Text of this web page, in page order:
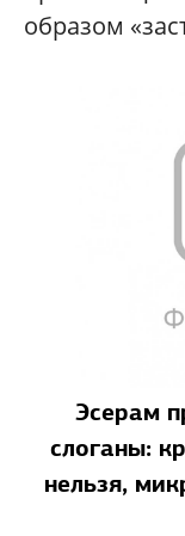
образом
Эсерам
слоганы:
нельзя,